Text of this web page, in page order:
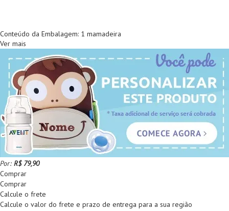
Conteúdo da Embalagem: 1 mamadeira
Ver mais
Por: R$ 79,90
Comprar
Comprar
Calcule o frete
Calcule o valor do frete e prazo de entrega para a sua região